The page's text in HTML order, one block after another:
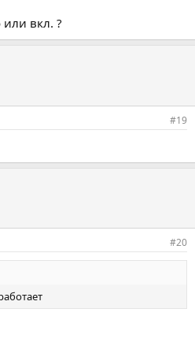
или вкл. ?
#19
#20